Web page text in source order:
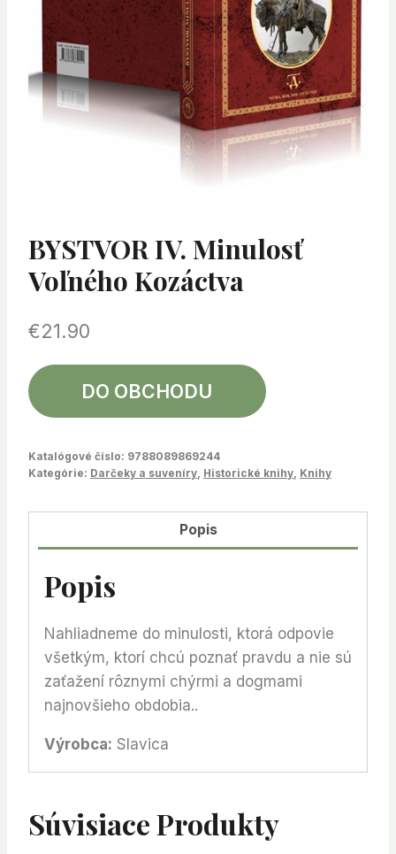
BYSTVOR IV. Minulosť
Voľného Kozáctva
€21.90
DO OBCHODU
Katalógové číslo: 9788089869244
Kategórie: Darčeky a suveníry Historické knihy Knihy
Popis
Popis
Nahliadneme do minulosti, ktorá odpovie
všetkým, ktorí chcú poznať pravdu a nie sú
zaťažení rôznymi chýrmi a dogmami
najnovšieho obdobia..
Výrobca: Slavica
Súvisiace Produkty